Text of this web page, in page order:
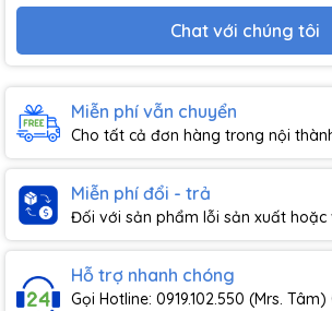
Chat với chúng tôi
Miễn phí vẫn chuyển
Cho tất cả đơn hàng trong nội
Miễn phí đổi - trả
Đối với sản phẩm lỗi sản xuất hoặc
Hỗ trợ nhanh chóng
Gọi Hotline: 0919.102.550 (Mrs. Tâm)